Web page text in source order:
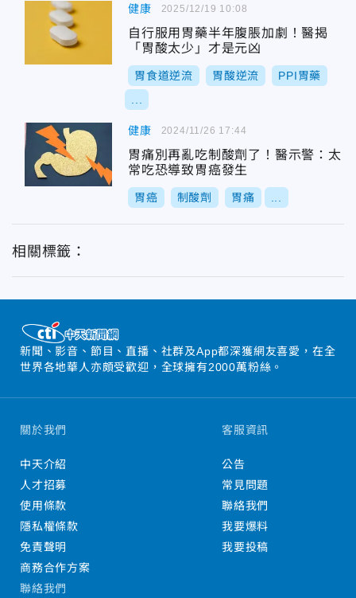
健康
自行服用胃藥半年腹脹加劇！醫揭
「胃酸太少」才是元凶
胃食道逆流 胃酸逆流 PPI胃藥
2025/12/19 10:08
健康
胃痛別再亂吃制酸劑了！醫示警：太
常吃恐導致胃癌發生
胃癌 制酸劑 胃痛
2024/11/26 17:44
相關標籤：
新聞、影音、節目、直播、社群及App都深獲網友喜愛，在全
世界各地華人亦頗受歡迎，全球擁有2000萬粉絲。
關於我們
中天介紹
人才招募
使用條款
隱私權條款
免責聲明
商務合作方案
客服資訊
公告
常見問題
聯絡我們
我要爆料
我要投稿
聯絡我們